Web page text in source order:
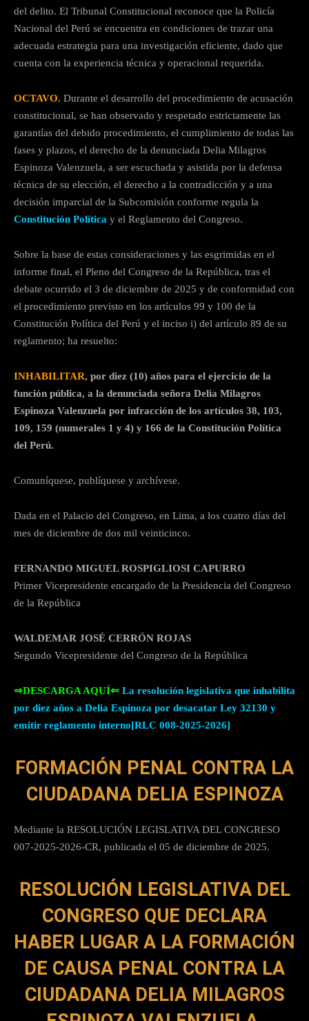
del delito. El Tribunal Constitucional reconoce que la Policía
Nacional del Perú se encuentra en condiciones de trazar una
adecuada estrategia para una investigación eficiente, dado que
cuenta con la experiencia técnica y operacional requerida.
OCTAVO. Durante el desarrollo del procedimiento de acusación
constitucional, se han observado y respetado estrictamente las
garantías del debido procedimiento, el cumplimiento de todas las
fases y plazos, el derecho de la denunciada Delia Milagros
Espinoza Valenzuela, a ser escuchada y asistida por la defensa
técnica de su elección, el derecho a la contradicción y a una
decisión imparcial de la Subcomisión conforme regula la
Constitución Política y el Reglamento del Congreso.
Sobre la base de estas consideraciones y las esgrimidas en el
informe final, el Pleno del Congreso de la República, tras el
debate ocurrido el 3 de diciembre de 2025 y de conformidad con
el procedimiento previsto en los artículos 99 y 100 de la
Constitución Política del Perú y el inciso i) del artículo 89 de su
reglamento; ha resuelto:
INHABILITAR, por diez (10) años para el ejercicio de la
función pública, a la denunciada señora Delia Milagros
Espinoza Valenzuela por infracción de los artículos 38, 103,
109, 159 (numerales 1 y 4) y 166 de la Constitución Política
del Perú.
Comuníquese, publíquese y archívese.
Dada en el Palacio del Congreso, en Lima, a los cuatro días del
mes de diciembre de dos mil veinticinco.
FERNANDO MIGUEL ROSPIGLIOSI CAPURRO
Primer Vicepresidente encargado de la Presidencia del Congreso
de la República
WALDEMAR JOSÉ CERRÓN ROJAS
Segundo Vicepresidente del Congreso de la República
⇒DESCARGA AQUÍ⇐ La resolución legislativa que inhabilita
por diez años a Delia Espinoza por desacatar Ley 32130 y
emitir reglamento interno[RLC 008-2025-2026]
FORMACIÓN PENAL CONTRA LA
CIUDADANA DELIA ESPINOZA
Mediante la RESOLUCIÓN LEGISLATIVA DEL CONGRESO
007-2025-2026-CR, publicada el 05 de diciembre de 2025.
RESOLUCIÓN LEGISLATIVA DEL
CONGRESO QUE DECLARA
HABER LUGAR A LA FORMACIÓN
DE CAUSA PENAL CONTRA LA
CIUDADANA DELIA MILAGROS